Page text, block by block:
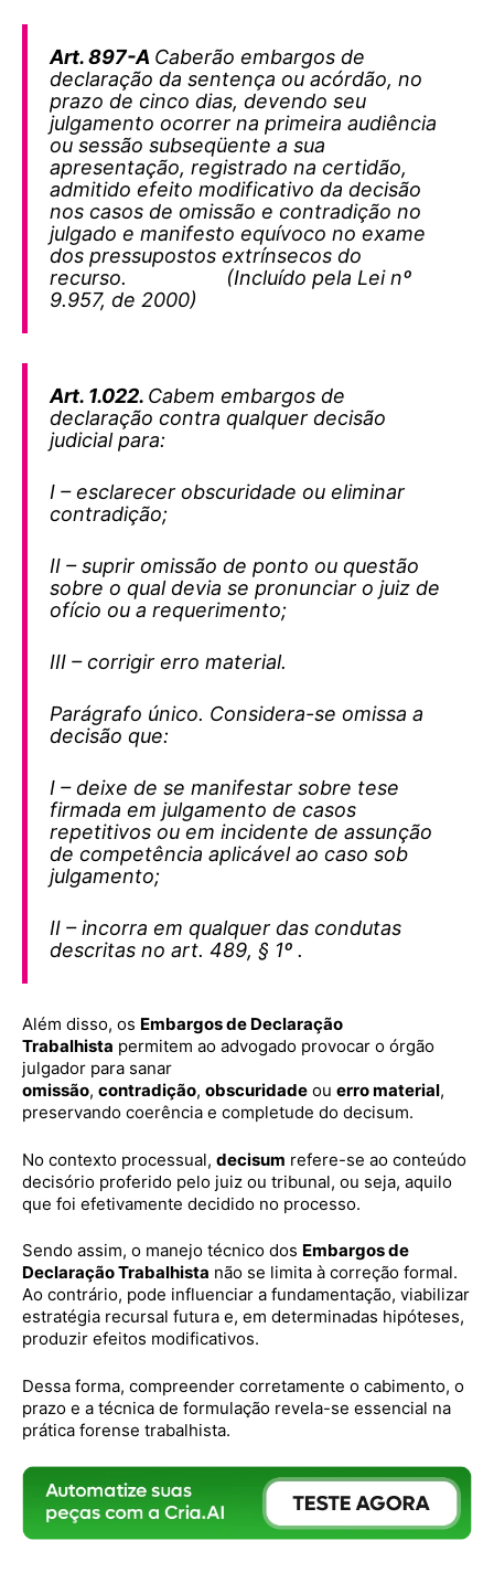
Art. 897-A Caberão embargos de
declaração da sentença ou acórdão, no
prazo de cinco dias, devendo seu
julgamento ocorrer na primeira audiência
ou sessão subseqüente a sua
apresentação, registrado na certidão,
admitido efeito modificativo da decisão
nos casos de omissão e contradição no
julgado e manifesto equívoco no exame
dos pressupostos extrínsecos do
recurso. (Incluído pela Lei nº
9.957, de 2000)
Art. 1.022. Cabem embargos de
declaração contra qualquer decisão
judicial para:
I – esclarecer obscuridade ou eliminar
contradição;
II – suprir omissão de ponto ou questão
sobre o qual devia se pronunciar o juiz de
ofício ou a requerimento;
III – corrigir erro material.
Parágrafo único. Considera-se omissa a
decisão que:
I – deixe de se manifestar sobre tese
firmada em julgamento de casos
repetitivos ou em incidente de assunção
de competência aplicável ao caso sob
julgamento;
II – incorra em qualquer das condutas
descritas no art. 489, § 1º .
Além disso, os Embargos de Declaração
Trabalhista permitem ao advogado provocar o órgão
julgador para sanar
omissão, contradição, obscuridade ou erro material,
preservando coerência e completude do decisum.
No contexto processual, decisum refere-se ao conteúdo
decisório proferido pelo juiz ou tribunal, ou seja, aquilo
que foi efetivamente decidido no processo.
Sendo assim, o manejo técnico dos Embargos de
Declaração Trabalhista não se limita à correção formal.
Ao contrário, pode influenciar a fundamentação, viabilizar
estratégia recursal futura e, em determinadas hipóteses,
produzir efeitos modificativos.
Dessa forma, compreender corretamente o cabimento, o
prazo e a técnica de formulação revela-se essencial na
prática forense trabalhista.